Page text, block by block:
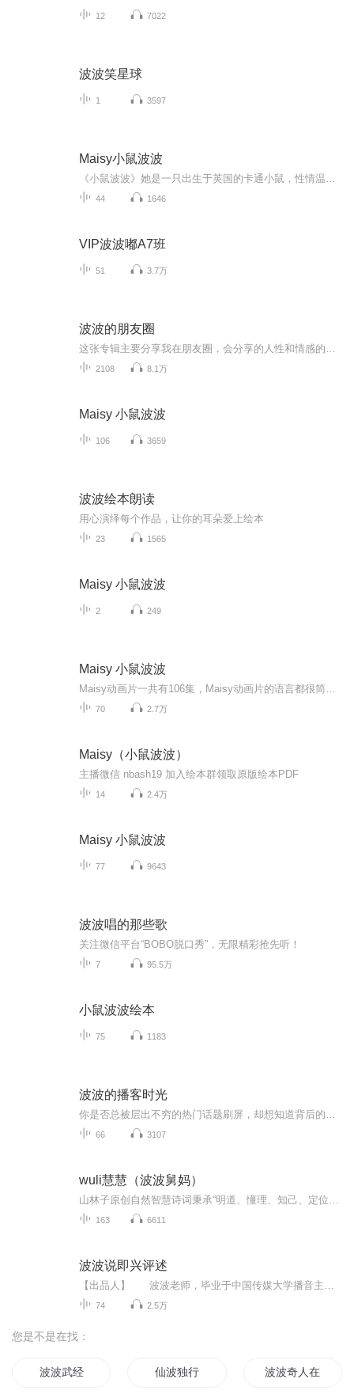
12 7022
波波笑星球
1 3597
Maisy小鼠波波
44 1646
VIP波波嘟A7班
51 3.7万
波波的朋友圈
2108 8.1万
Maisy 小鼠波波
106 3659
波波绘本朗读
用心演绎每个作品，让你的耳朵爱上绘本
23 1565
Maisy 小鼠波波
2 249
Maisy 小鼠波波
70 2.7万
Maisy（小鼠波波）
主播微信 nbash19 加入绘本群领取原版绘本PDF
14 2.4万
Maisy 小鼠波波
77 9643
波波唱的那些歌
关注微信平台“BOBO脱口秀”，无限精彩抢先听！
7 95.5万
小鼠波波绘本
75 1183
波波的播客时光
66 3107
wuli慧慧（波波舅妈）
163 6611
波波说即兴评述
74 2.5万
您是不是在找：
波波武经 仙波独行 波波奇人在地球